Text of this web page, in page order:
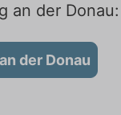
an der
der Donau